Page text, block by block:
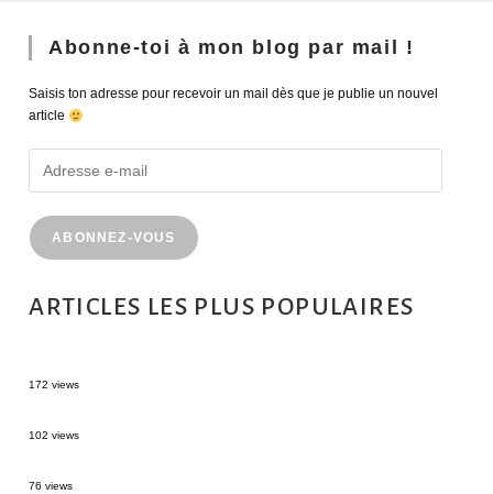
Abonne-toi à mon blog par mail !
Saisis ton adresse pour recevoir un mail dès que je publie un nouvel
article
ABONNEZ-VOUS
ARTICLES LES PLUS POPULAIRES
172 views
102 views
76 views